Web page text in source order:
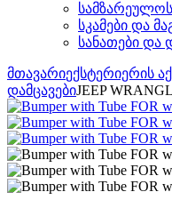
სკამები და
სანათები და
მთავარიექსტერიერის
დამცავებიJEEP